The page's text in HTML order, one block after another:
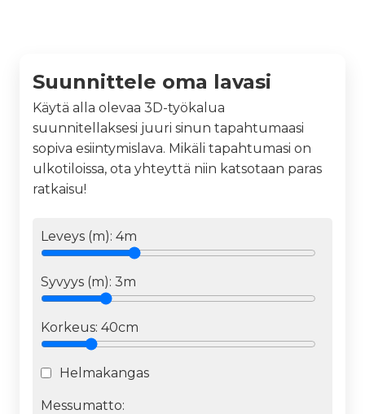
Suunnittele oma lavasi
Käytä alla olevaa 3D-työkalua
suunnitellaksesi juuri sinun tapahtumaasi
sopiva esiintymislava. Mikäli tapahtumasi on
ulkotiloissa, ota yhteyttä niin katsotaan paras
ratkaisu!
Leveys (m): 4m
Syvyys (m): 3m
Korkeus: 40cm
Helmakangas
Messumatto: